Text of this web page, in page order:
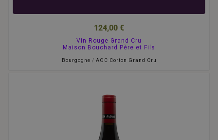
124,00 €
Vin Rouge Grand Cru
Maison Bouchard Père et Fils
Bourgogne / AOC Corton Grand Cru